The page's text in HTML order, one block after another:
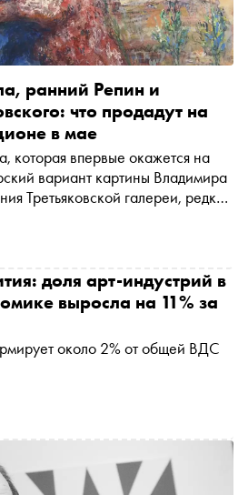
ранний Репин и
что продадут на
в мае
которая впервые окажется на
вариант картины Владимира
Третьяковской галереи, редкие
мая Московский аукционный
рублей
доля арт-индустрий в
выросла на 11% за
около 2% от общей ВДС